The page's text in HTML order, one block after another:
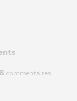
commentaires